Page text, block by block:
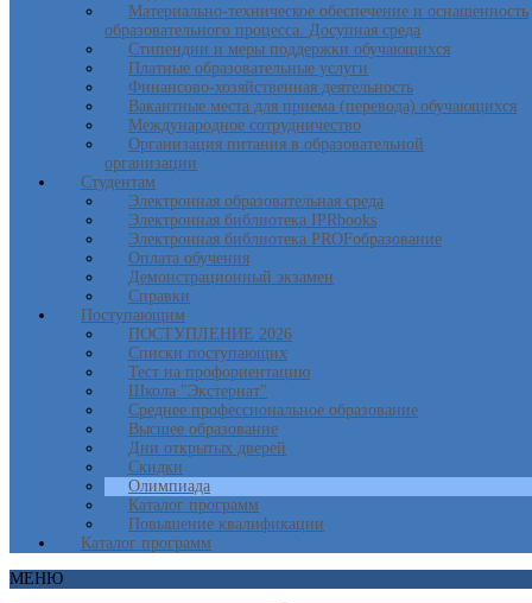
Материально-техническое обеспечение и оснащенность
образовательного процесса. Досупная среда
Стипендии и меры поддержки обучающихся
Платные образовательные услуги
Финансово-хозяйственная деятельность
Вакантные места для приема (перевода) обучающихся
Международное сотрудничество
Организация питания в образовательной
организации
Студентам
Электронная образовательная среда
Электронная библиотека IPRbooks
Электронная библиотека PROFобразование
Оплата обучения
Демонстрационный экзамен
Справки
Поступающим
ПОСТУПЛЕНИЕ 2026
Списки поступающих
Тест на профориентацию
Школа "Экстернат"
Среднее профессиональное образование
Высшее образование
Дни открытых дверей
Скидки
Олимпиада
Каталог программ
Повышение квалификации
Каталог программ
МЕНЮ